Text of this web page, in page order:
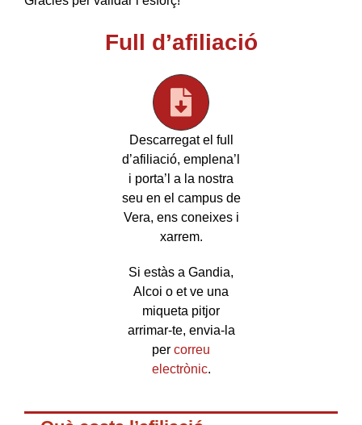
Full d’afiliació
Descarregat el full
d’afiliació, emplena’l
i porta’l a la nostra
seu en el campus de
Vera, ens coneixes i
xarrem.
Si estàs a Gandia,
Alcoi o et ve una
miqueta pitjor
arrimar-te, envia-la
per correu
electrònic.